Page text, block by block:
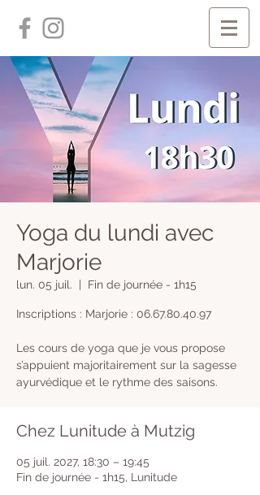
Yoga du lundi avec
Marjorie
lun. 05 juil. Fin de journée - 1h15
Inscriptions : Marjorie : 06.67.80.40.97
Les cours de yoga que je vous propose
s’appuient majoritairement sur la sagesse
ayurvédique et le rythme des saisons.
Chez Lunitude à Mutzig
05 juil. 2027, 18:30 – 19:45
Fin de journée - 1h15, Lunitude